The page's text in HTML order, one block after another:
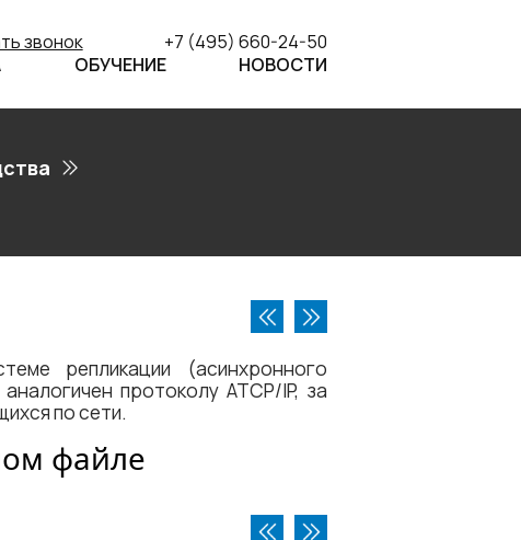
звонок
+7 (495) 660-24-50
ОБУЧЕНИЕ НОВОСТИ
репликации (асинхронного
протоколу ATCP/IP, за
по сети.
файле